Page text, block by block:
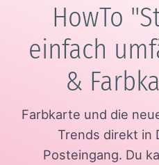
HowTo
einfach
&
Farbkarte und die
Trends direkt in
Posteingang. Du